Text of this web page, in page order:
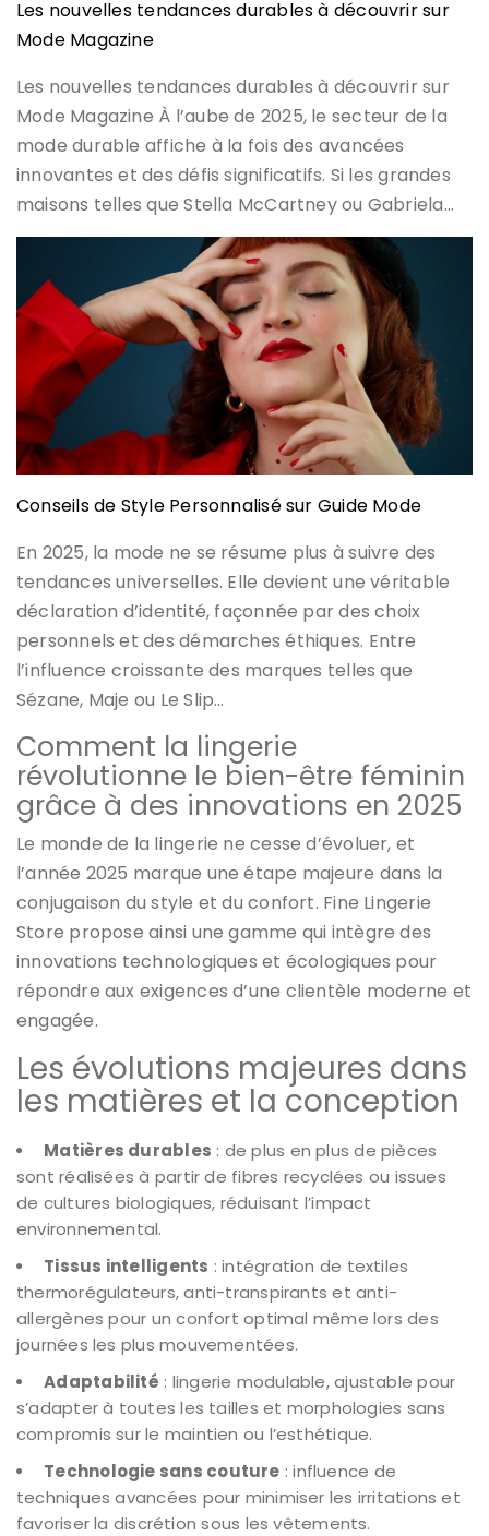
Les nouvelles tendances durables à découvrir sur
Mode Magazine
Les nouvelles tendances durables à découvrir sur
Mode Magazine À l’aube de 2025, le secteur de la
mode durable affiche à la fois des avancées
innovantes et des défis significatifs. Si les grandes
maisons telles que Stella McCartney ou Gabriela…
Conseils de Style Personnalisé sur Guide Mode
En 2025, la mode ne se résume plus à suivre des
tendances universelles. Elle devient une véritable
déclaration d’identité, façonnée par des choix
personnels et des démarches éthiques. Entre
l’influence croissante des marques telles que
Sézane, Maje ou Le Slip…
Comment la lingerie
révolutionne le bien-être féminin
grâce à des innovations en 2025
Le monde de la lingerie ne cesse d’évoluer, et
l’année 2025 marque une étape majeure dans la
conjugaison du style et du confort. Fine Lingerie
Store propose ainsi une gamme qui intègre des
innovations technologiques et écologiques pour
répondre aux exigences d’une clientèle moderne et
engagée.
Les évolutions majeures dans
les matières et la conception
Matières durables : de plus en plus de pièces
sont réalisées à partir de fibres recyclées ou issues
de cultures biologiques, réduisant l’impact
environnemental.
Tissus intelligents : intégration de textiles
thermorégulateurs, anti-transpirants et anti-
allergènes pour un confort optimal même lors des
journées les plus mouvementées.
Adaptabilité : lingerie modulable, ajustable pour
s’adapter à toutes les tailles et morphologies sans
compromis sur le maintien ou l’esthétique.
Technologie sans couture : influence de
techniques avancées pour minimiser les irritations et
favoriser la discrétion sous les vêtements.